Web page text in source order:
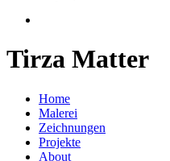
Tirza Matter
Home
Malerei
Zeichnungen
Projekte
About